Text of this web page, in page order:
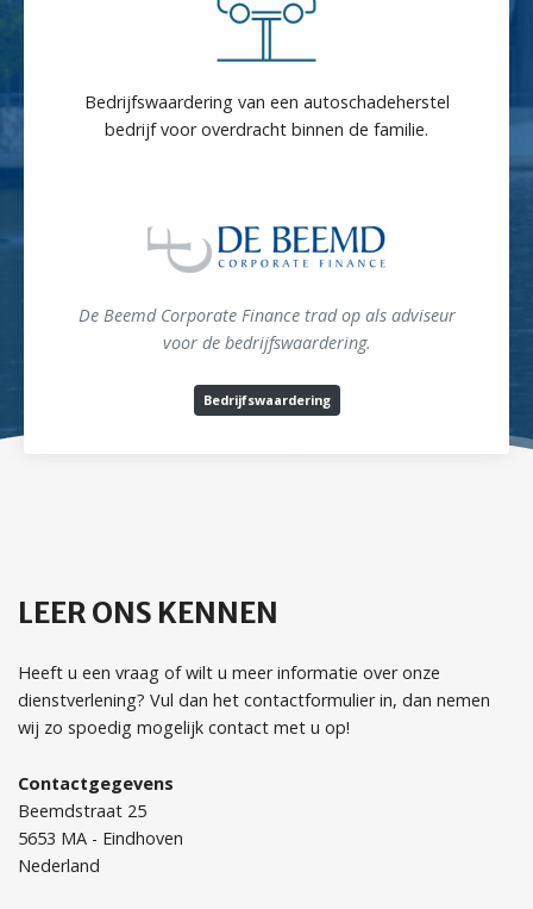
Bedrijfswaardering van een beddenzaak voor
overdracht binnen de familie.
De Beemd Corporate Finance trad op als adviseur
voor de bedrijfswaardering.
Bedrijfswaardering
LEER ONS KENNEN
Heeft u een vraag of wilt u meer informatie over onze
dienstverlening? Vul dan het contactformulier in, dan nemen
wij zo spoedig mogelijk contact met u op!
Contactgegevens
Beemdstraat 25
5653 MA - Eindhoven
Nederland